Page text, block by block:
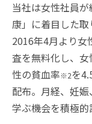
当社は女性社員
康」に着目した取
2016年4月より女
査を無料化し、
性の貧血率※2を
配布。月経、妊
学ぶ機会を積極的